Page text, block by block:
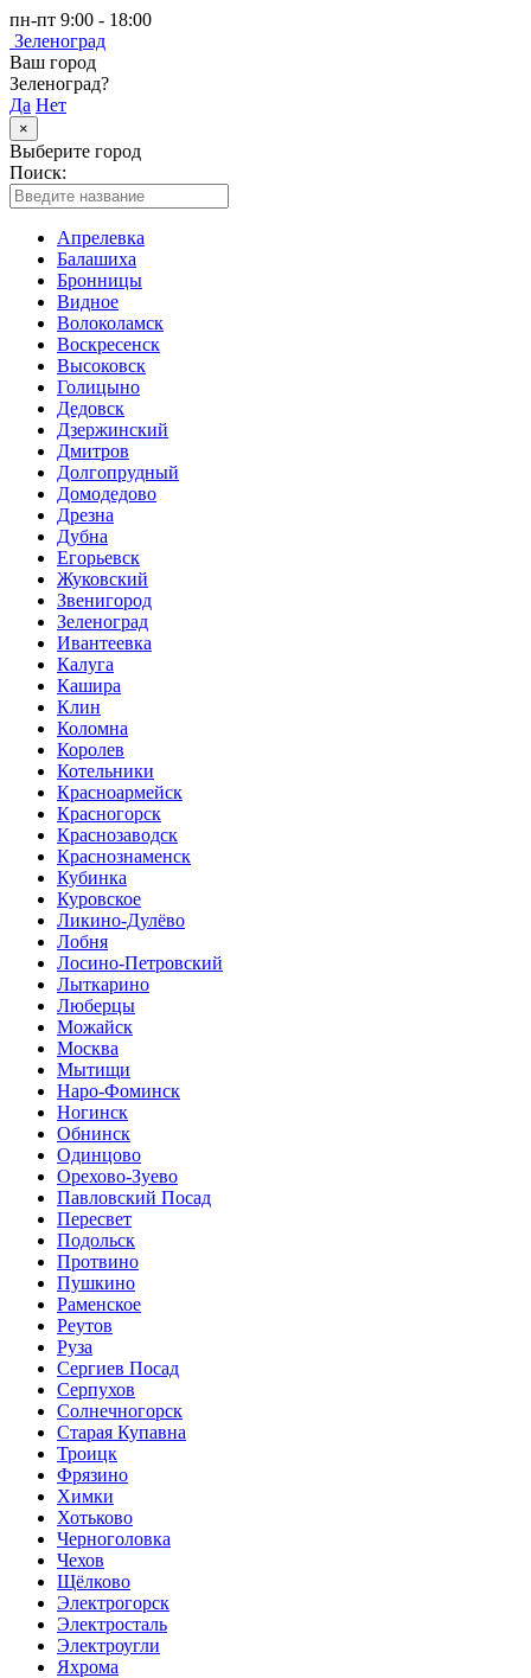
пн-пт 9:00 - 18:00
Зеленоград
Ваш город
Зеленоград?
Да Нет
×
Выберите город
Поиск:
Апрелевка
Балашиха
Бронницы
Видное
Волоколамск
Воскресенск
Высоковск
Голицыно
Дедовск
Дзержинский
Дмитров
Долгопрудный
Домодедово
Дрезна
Дубна
Егорьевск
Жуковский
Звенигород
Зеленоград
Ивантеевка
Калуга
Кашира
Клин
Коломна
Королев
Котельники
Красноармейск
Красногорск
Краснозаводск
Краснознаменск
Кубинка
Куровское
Ликино-Дулёво
Лобня
Лосино-Петровский
Лыткарино
Люберцы
Можайск
Москва
Мытищи
Наро-Фоминск
Ногинск
Обнинск
Одинцово
Орехово-Зуево
Павловский Посад
Пересвет
Подольск
Протвино
Пушкино
Раменское
Реутов
Руза
Сергиев Посад
Серпухов
Солнечногорск
Старая Купавна
Троицк
Фрязино
Химки
Хотьково
Черноголовка
Чехов
Щёлково
Электрогорск
Электросталь
Электроугли
Яхрома